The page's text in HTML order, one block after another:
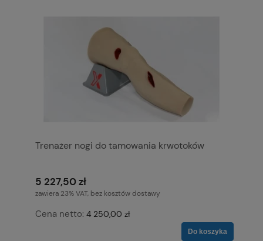
Trenażer nogi do tamowania krwotoków
5 227,50 zł
zawiera 23% VAT, bez kosztów dostawy
Cena netto: 4 250,00 zł
Do koszyka